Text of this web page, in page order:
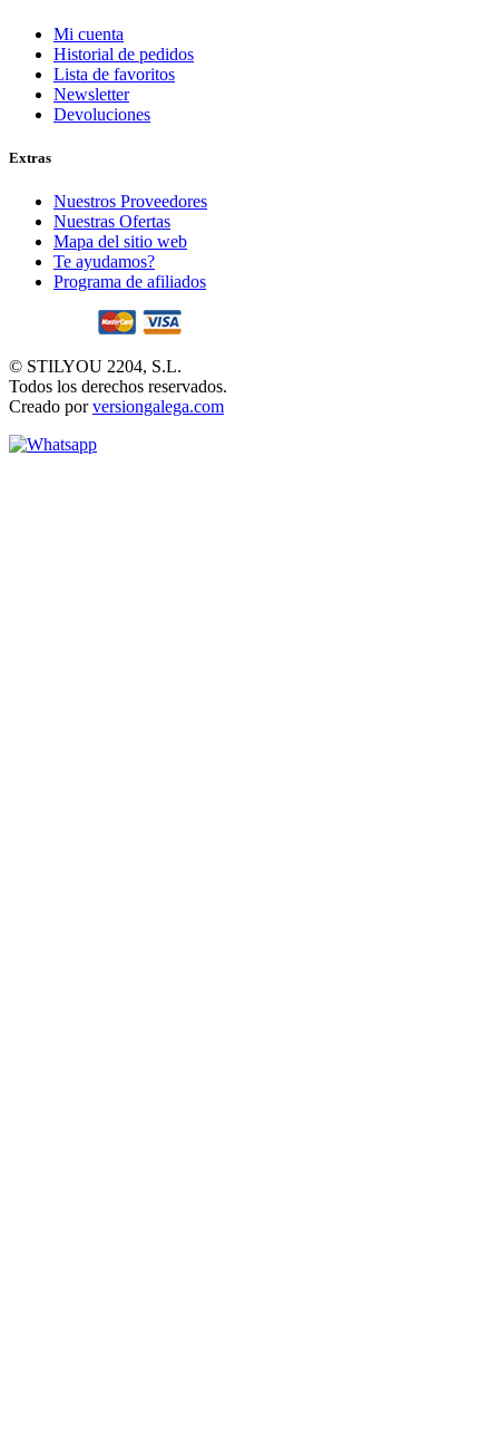
Mi cuenta
Historial de pedidos
Lista de favoritos
Newsletter
Devoluciones
Extras
Nuestros Proveedores
Nuestras Ofertas
Mapa del sitio web
Te ayudamos?
Programa de afiliados
© STILYOU 2204, S.L.
Todos los derechos reservados.
Creado porversiongalega.com